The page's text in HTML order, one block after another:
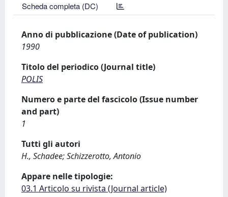
Scheda completa (DC)
Anno di pubblicazione (Date of publication)
1990
Titolo del periodico (Journal title)
POLIS
Numero e parte del fascicolo (Issue number
and part)
1
Tutti gli autori
H., Schadee; Schizzerotto, Antonio
Appare nelle tipologie:
03.1 Articolo su rivista (Journal article)